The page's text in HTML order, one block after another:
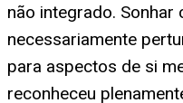
não integrado. Sonhar
necessariamente
para aspectos de si
reconheceu